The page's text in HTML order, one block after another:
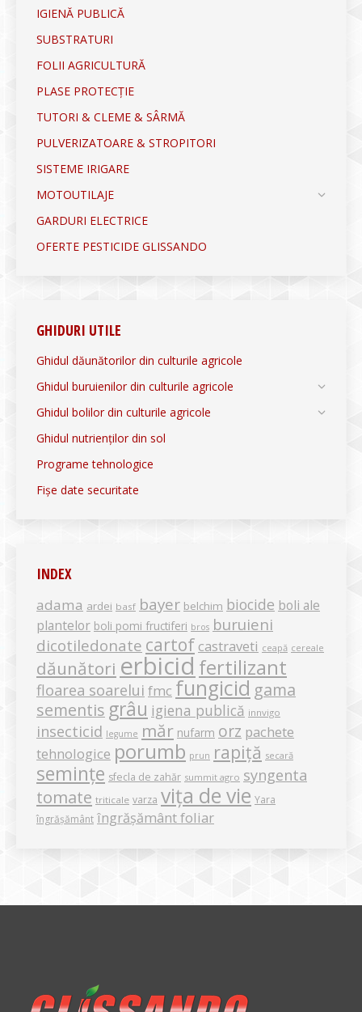
IGIENĂ PUBLICĂ
SUBSTRATURI
FOLII AGRICULTURĂ
PLASE PROTECȚIE
TUTORI & CLEME & SÂRMĂ
PULVERIZATOARE & STROPITORI
SISTEME IRIGARE
MOTOUTILAJE
GARDURI ELECTRICE
OFERTE PESTICIDE GLISSANDO
GHIDURI UTILE
Ghidul dăunătorilor din culturile agricole
Ghidul buruienilor din culturile agricole
Ghidul bolilor din culturile agricole
Ghidul nutrienților din sol
Programe tehnologice
Fișe date securitate
INDEX
adama ardei basf bayer belchim biocide boli ale
plantelor boli pomi fructiferi bros buruieni
dicotiledonate cartof castraveti ceapă cereale
dăunători erbicidfertilizant
floarea soarelui fmc fungicid gama
sementis grâu igiena publică innvigo
insecticid legume măr nufarm orz pachete
tehnologice porumb prun rapiță secară
semințe sfecla de zahăr summit agro syngenta
tomate triticale varza vița de vie Yara
îngrășământ îngrășământ foliar